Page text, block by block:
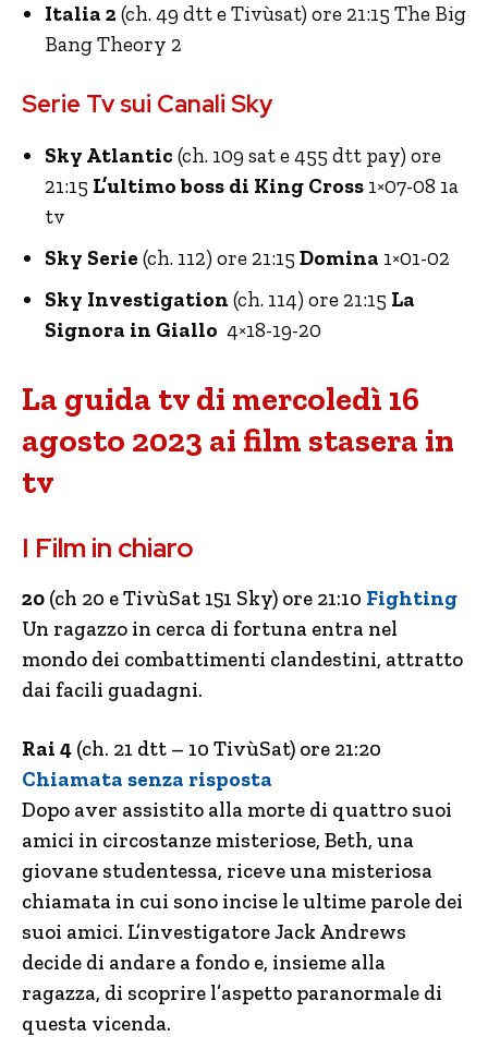
Italia 2(ch. 49 dtt e Tivùsat) ore 21:15 The Big
Bang Theory 2
Serie Tv sui Canali Sky
Sky Atlantic (ch. 109 sat e 455 dtt pay) ore
21:15 L’ultimo boss di King Cross 1×07-08 1a
tv
Sky Serie (ch. 112) ore 21:15 Domina 1×01-02
Sky Investigation (ch. 114) ore 21:15 La
Signora in Giallo 4×18-19-20
La guida tv di mercoledì 16
agosto 2023 ai film stasera in
tv
I Film in chiaro
20 (ch 20 e TivùSat 151 Sky) ore 21:10 Fighting
Un ragazzo in cerca di fortuna entra nel
mondo dei combattimenti clandestini, attratto
dai facili guadagni.
Rai 4 (ch. 21 dtt – 10 TivùSat) ore 21:20
Chiamata senza risposta
Dopo aver assistito alla morte di quattro suoi
amici in circostanze misteriose, Beth, una
giovane studentessa, riceve una misteriosa
chiamata in cui sono incise le ultime parole dei
suoi amici. L’investigatore Jack Andrews
decide di andare a fondo e, insieme alla
ragazza, di scoprire l’aspetto paranormale di
questa vicenda.